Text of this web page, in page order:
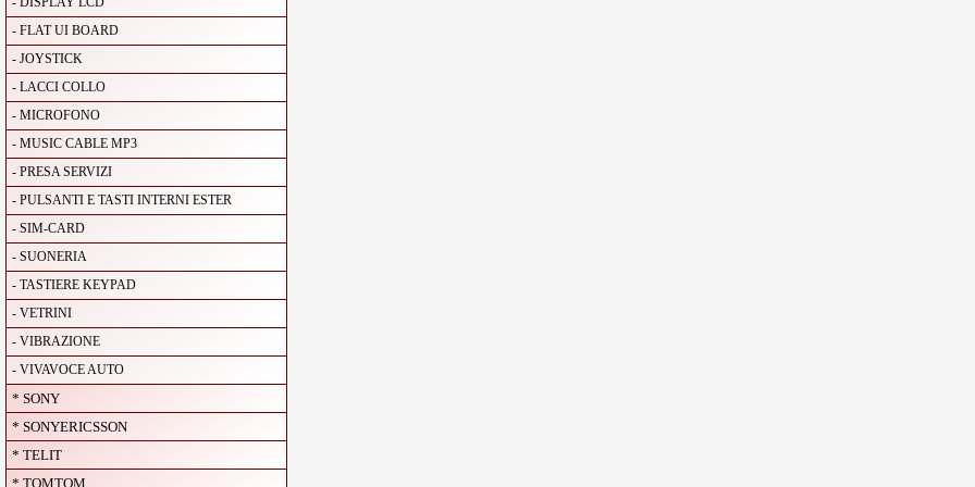
- FLAT UI BOARD
- JOYSTICK
- LACCI COLLO
- MICROFONO
- MUSIC CABLE MP3
- PRESA SERVIZI
- PULSANTI E TASTI INTERNI ESTER
- SIM-CARD
- SUONERIA
- TASTIERE KEYPAD
- VETRINI
- VIBRAZIONE
- VIVAVOCE AUTO
* SONY
* SONYERICSSON
* TELIT
* TOMTOM